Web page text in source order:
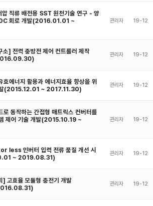
직류 배전용 SST 원천기술 연구 - 양
회로 개발(2016.01.01 ~
관리자 19-12
] 전력 충방전 제어 컨트롤러 제작
관리자 19-12
에너지 활용과 에너지효율 향상을 위
발(2015.12.01 ~ 2017.11.30)
관리자 19-12
로 동작하는 간접형 매트릭스 컨버터를
제어 기술 개발(2015.10.19 ~
관리자 19-12
less 인버터 입력 전류 품질 개선 시
~ 2019.08.31)
관리자 19-12
고효율 모듈형 충전기 개발
관리자 19-12